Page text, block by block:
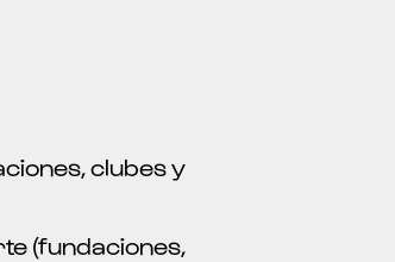
clubes y
(fundaciones,